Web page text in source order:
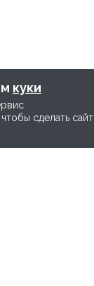
куки
сделать сайт